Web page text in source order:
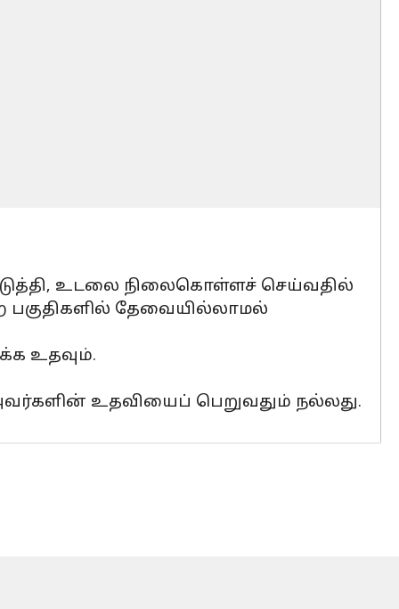
உடலை நிலைகொள்ளச் செய்வதில்
தேவையில்லாமல்
உதவும்.
உதவியைப் பெறுவதும் நல்லது.